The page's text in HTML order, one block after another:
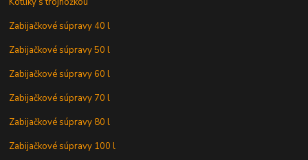
Zabijačkové súpravy 40 l
Zabijačkové súpravy 50 l
Zabijačkové súpravy 60 l
Zabijačkové súpravy 70 l
Zabijačkové súpravy 80 l
Zabijačkové súpravy 100 l